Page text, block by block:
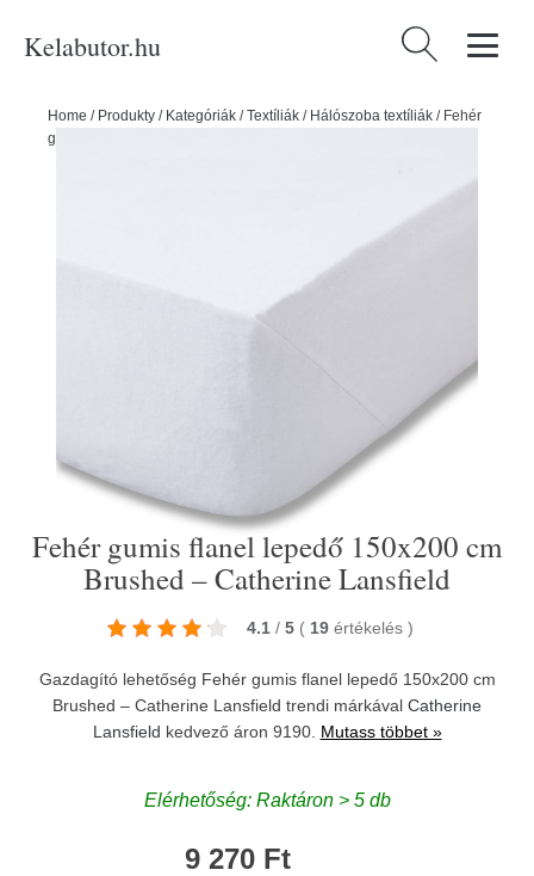
Kelabutor.hu Keresés:
Home / Produkty / Kategóriák /Textíliák / Hálószoba textíliák / Fehér
gumis flanel lepedő 150x200 cm Brushed – Catherine Lansfield
Fehér gumis flanel lepedő 150x200 cm
Brushed – Catherine Lansfield
4.1 / 5 ( 19 értékelés )
Gazdagító lehetőség Fehér gumis flanel lepedő 150x200 cm
Brushed – Catherine Lansfield trendi márkával Catherine
Lansfield kedvező áron 9190. Mutass többet »
Elérhetőség: Raktáron > 5 db
9 270 Ft